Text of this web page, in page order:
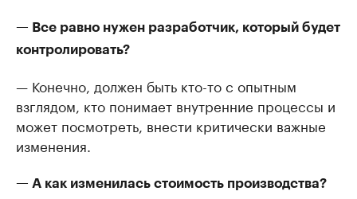
— Все равно нужен разработчик, который будет
контролировать?
— Конечно, должен быть кто-то с опытным
взглядом, кто понимает внутренние процессы и
может посмотреть, внести критически важные
изменения.
— А как изменилась стоимость производства?